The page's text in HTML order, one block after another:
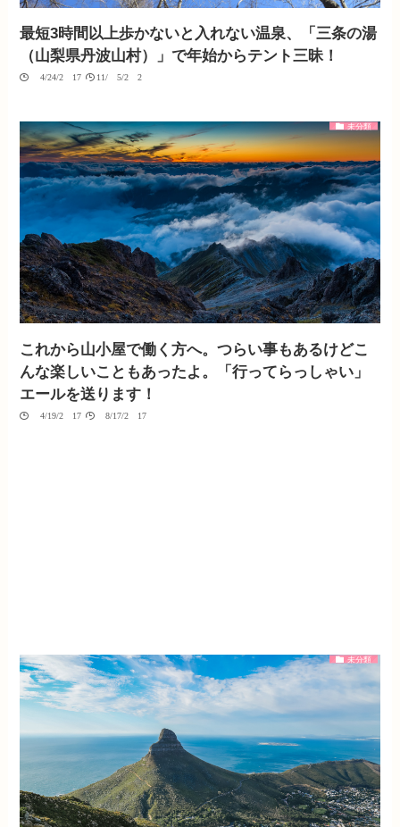
最短3時間以上歩かないと入れない温泉、「三条の湯
（山梨県丹波山村）」で年始からテント三昧！
04/24/2017 11/05/2020
未分類
これから山小屋で働く方へ。つらい事もあるけどこ
んな楽しいこともあったよ。「行ってらっしゃい」
エールを送ります！
04/19/2017 08/17/2017
未分類